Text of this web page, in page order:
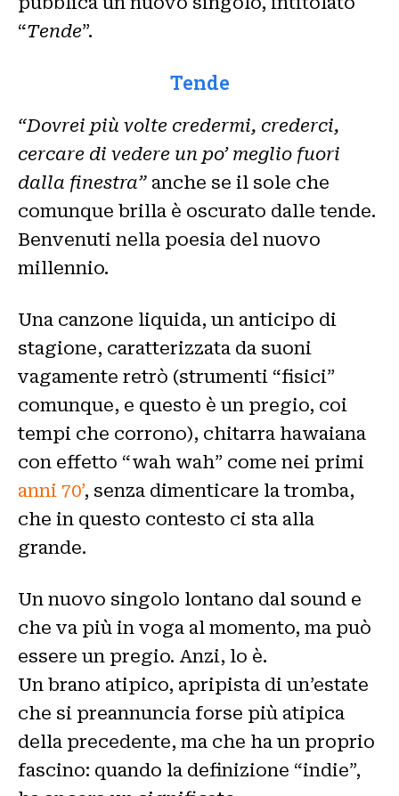
“Tende”.
Tende
“Dovrei più volte credermi, crederci,
cercare di vedere un po’ meglio fuori
dalla finestra” anche se il sole che
comunque brilla è oscurato dalle tende.
Benvenuti nella poesia del nuovo
millennio.
Una canzone liquida, un anticipo di
stagione, caratterizzata da suoni
vagamente retrò (strumenti “fisici”
comunque, e questo è un pregio, coi
tempi che corrono), chitarra hawaiana
con effetto “wah wah” come nei primi
anni 70’, senza dimenticare la tromba,
che in questo contesto ci sta alla
grande.
Un nuovo singolo lontano dal sound e
che va più in voga al momento, ma può
essere un pregio. Anzi, lo è.
Un brano atipico, apripista di un’estate
che si preannuncia forse più atipica
della precedente, ma che ha un proprio
fascino: quando la definizione “indie”,